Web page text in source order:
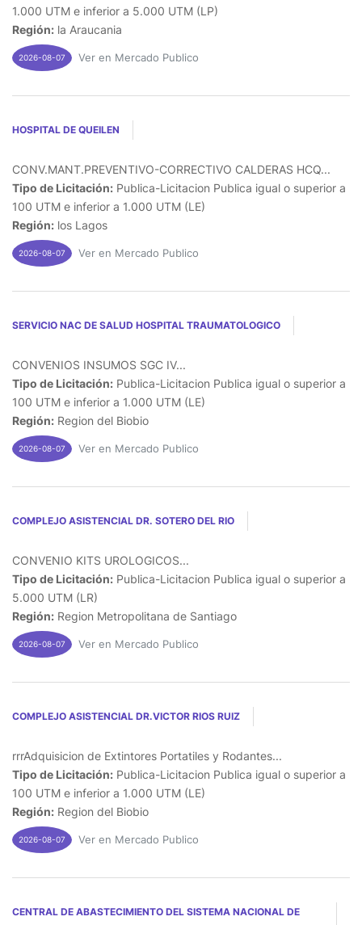
1.000 UTM e inferior a 5.000 UTM (LP)
Región: la Araucania
2026-08-07 Ver en Mercado Publico
HOSPITAL DE QUEILEN
CONV.MANT.PREVENTIVO-CORRECTIVO CALDERAS HCQ...
Tipo de Licitación: Publica-Licitacion Publica igual o superior a
100 UTM e inferior a 1.000 UTM (LE)
Región: los Lagos
2026-08-07 Ver en Mercado Publico
SERVICIO NAC DE SALUD HOSPITAL TRAUMATOLOGICO
CONVENIOS INSUMOS SGC IV...
Tipo de Licitación: Publica-Licitacion Publica igual o superior a
100 UTM e inferior a 1.000 UTM (LE)
Región: Region del Biobio
2026-08-07 Ver en Mercado Publico
COMPLEJO ASISTENCIAL DR. SOTERO DEL RIO
CONVENIO KITS UROLOGICOS...
Tipo de Licitación: Publica-Licitacion Publica igual o superior a
5.000 UTM (LR)
Región: Region Metropolitana de Santiago
2026-08-07 Ver en Mercado Publico
COMPLEJO ASISTENCIAL DR.VICTOR RIOS RUIZ
rrrAdquisicion de Extintores Portatiles y Rodantes...
Tipo de Licitación: Publica-Licitacion Publica igual o superior a
100 UTM e inferior a 1.000 UTM (LE)
Región: Region del Biobio
2026-08-07 Ver en Mercado Publico
CENTRAL DE ABASTECIMIENTO DEL SISTEMA NACIONAL DE